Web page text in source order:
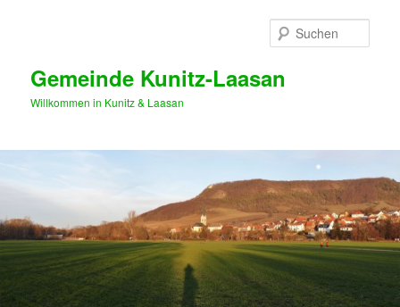
Gemeinde Kunitz-Laasan
Willkommen in Kunitz & Laasan